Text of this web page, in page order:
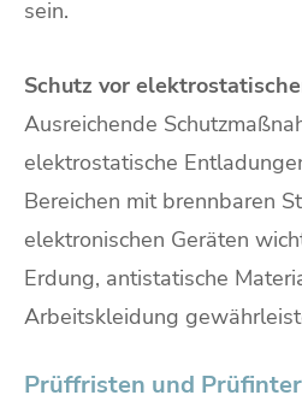
sein.
Schutz vor
Ausreichende
elektrostatische
Bereichen mit brennbaren
elektronischen Geräten
Erdung, antistatische
Arbeitskleidung
Prüffristen und